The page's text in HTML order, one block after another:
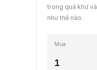
trong quá khứ
như thế nào.
Mua